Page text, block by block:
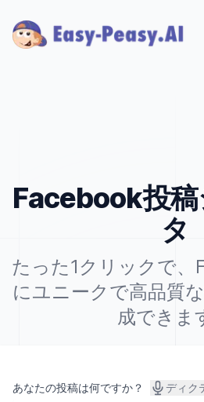
Facebook投
タ
たった1クリックで、
にユニークで高品質
成できま
あなたの投稿は何ですか？ ディク